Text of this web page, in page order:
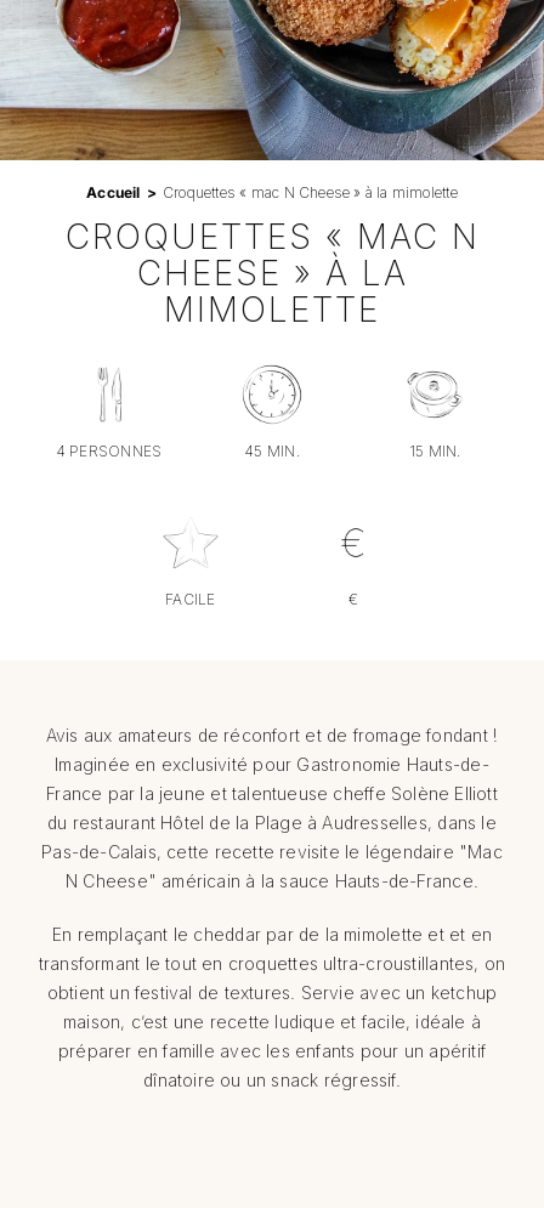
Professionnels
RECHERCHER:
Accueil Croquettes « mac N Cheese » à la mimolette
CROQUETTES « MAC N
CHEESE » À LA
MIMOLETTE
4 PERSONNES 45 MIN. 15 MIN.
FACILE €
Avis aux amateurs de réconfort et de fromage fondant !
Imaginée en exclusivité pour Gastronomie Hauts-de-
France par la jeune et talentueuse cheffe Solène Elliott
du restaurant Hôtel de la Plage à Audresselles, dans le
Pas-de-Calais, cette recette revisite le légendaire "Mac
N Cheese" américain à la sauce Hauts-de-France.
En remplaçant le cheddar par de la mimolette et et en
transformant le tout en croquettes ultra-croustillantes, on
obtient un festival de textures. Servie avec un ketchup
maison, c’est une recette ludique et facile, idéale à
préparer en famille avec les enfants pour un apéritif
dînatoire ou un snack régressif.